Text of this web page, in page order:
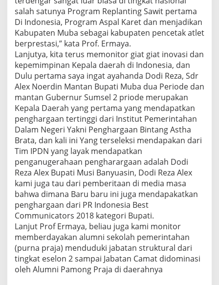
salah satunya Program Replanting Sawit pertama
Di Indonesia, Program Aspal Karet dan menjadikan
Kabupaten Muba sebagai kabupaten pencetak atlet
berprestasi,” kata Prof. Ermaya.
Lanjutya, kita terus memonitor giat giat inovasi dan
kepemimpinan Kepala daerah di Indonesia, dan
Dulu pertama saya ingat ayahanda Dodi Reza, Sdr
Alex Noerdin Mantan Bupati Muba dua Periode dan
mantan Gubernur Sumsel 2 priode merupakan
Kepala Daerah yang pertama yang mendapatkan
penghargaan tertinggi dari Institut Pemerintahan
Dalam Negeri Yakni Penghargaan Bintang Astha
Brata, dan kali ini Yang terseleksi mendapakan dari
Tim IPDN yang layak mendapatkan
penganugerahaan pengharargaan adalah Dodi
Reza Alex Bupati Musi Banyuasin, Dodi Reza Alex
kami juga tau dari pemberitaan di media masa
bahwa dimana Baru baru ini juga mendapakatkan
penghargaan dari PR Indonesia Best
Communicators 2018 kategori Bupati.
Lanjut Prof Ermaya, beliau juga kami monitor
memberdayakan alumni sekolah pemerintahan
(purna praja) menduduki jabatan struktural dari
tingkat eselon 2 sampai Jabatan Camat didominasi
oleh Alumni Pamong Praja di daerahnya